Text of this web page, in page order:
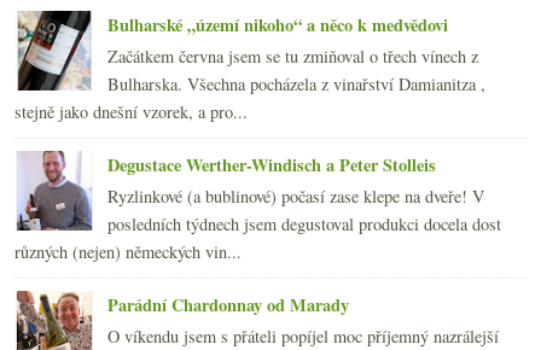
►ledna (21)
►2014(254)
► 2013(249)
►2012(254)
►2011(252)
2010 (249)
►2009(249)
►2008(270)
►2007(108)
Bulharské „území nikoho“ a něco k medvědovi
Začátkem června jsem se tu zmiňoval o třech vínech z
Bulharska. Všechna pocházela z vinařství Damianitza ,
stejně jako dnešní vzorek, a pro...
Degustace Werther-Windisch a Peter Stolleis
Ryzlinkové (a bublinové) počasí zase klepe na dveře! V
posledních týdnech jsem degustoval produkci docela dost
různých (nejen) německých vin...
Parádní Chardonnay od Marady
O víkendu jsem s přáteli popíjel moc příjemný nazrálejší